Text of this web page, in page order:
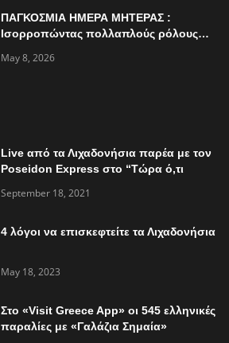
ΠΑΓΚΟΣΜΙΑ ΗΜΕΡΑ ΜΗΤΕΡΑΣ :
Ισορροπώντας πολλαπλούς ρόλους…
May 8, 2026
Live από τα Λιχαδονήσια παρέα με τον
Poseidon Express στο “Τώρα ό,τι
September 18, 2021
4 λόγοι να επισκεφτείτε τα Λιχαδονήσια
May 18, 2023
Στο «Visit Greece App» οι 545 ελληνικές
παραλίες με «Γαλάζια Σημαία»